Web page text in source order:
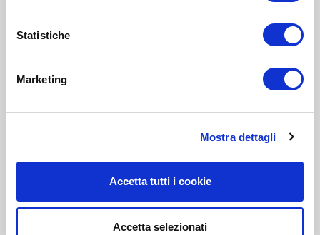
Statistiche
Marketing
Mostra dettagli
Accetta tutti i cookie
Accetta selezionati